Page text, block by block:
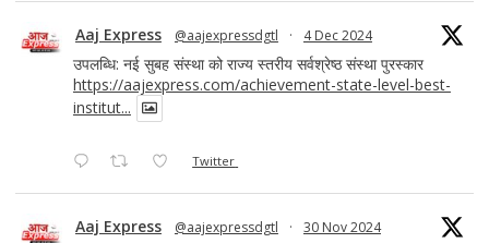
Aaj Express @aajexpressdgtl · 4 Dec 2024
उपलब्धि: नई सुबह संस्था को राज्य स्तरीय सर्वश्रेष्ठ संस्था पुरस्कार
https://aajexpress.com/achievement-state-level-best-
institut...
Twitter
Aaj Express @aajexpressdgtl · 30 Nov 2024